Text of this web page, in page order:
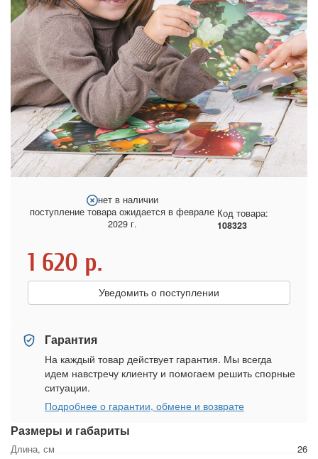
Размеры и габариты
Длина, см 26
нет в наличии
поступление товара ожидается в феврале
2029 г.
Код товара:
108323
1 620 р.
Уведомить о поступлении
Гарантия
На каждый товар действует гарантия. Мы всегда
идем навстречу клиенту и помогаем решить спорные
ситуации.
Подробнее о гарантии, обмене и возврате